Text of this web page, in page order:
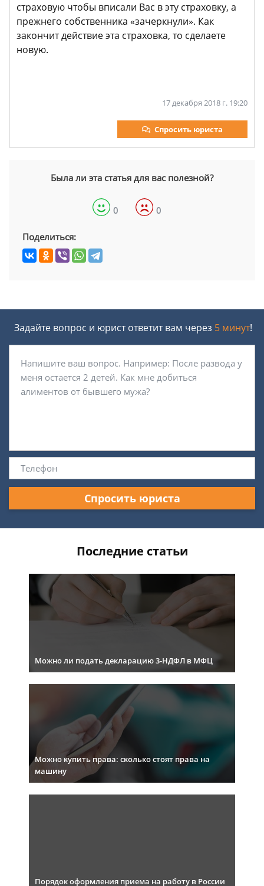
страховую чтобы вписали Вас в эту страховку, а
прежнего собственника «зачеркнули». Как
закончит действие эта страховка, то сделаете
новую.
17 декабря 2018 г. 19:20
Спросить юриста
Была ли эта статья для вас полезной?
0 0
Поделиться:
Задайте вопрос и юрист ответит вам через 5 минут!
Спросить юриста
Последние статьи
Можно ли подать декларацию 3-НДФЛ в МФЦ
Можно купить права: сколько стоят права на
машину
Порядок оформления приема на работу в России